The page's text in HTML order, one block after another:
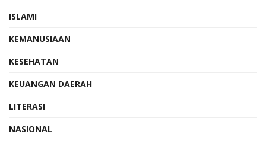
ISLAMI
KEMANUSIAAN
KESEHATAN
KEUANGAN DAERAH
LITERASI
NASIONAL